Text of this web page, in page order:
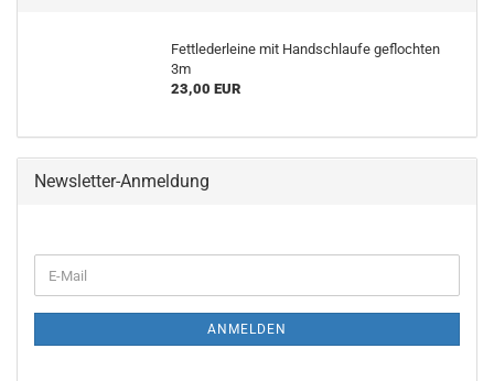
Fettlederleine mit Handschlaufe geflochten
3m
23,00 EUR
Newsletter-Anmeldung
ZUR
E-
Mail
ANMELDEN